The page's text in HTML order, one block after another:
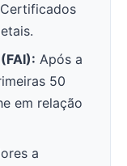
Certificados
Após a
50
em relação
a